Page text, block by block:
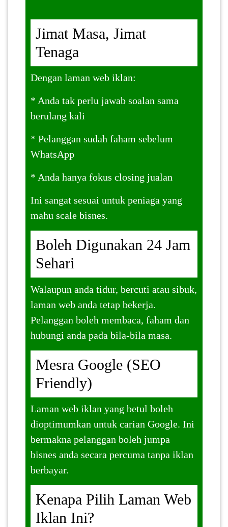
Jimat Masa, Jimat
Tenaga
Dengan laman web iklan:
* Anda tak perlu jawab soalan sama
berulang kali
* Pelanggan sudah faham sebelum
WhatsApp
* Anda hanya fokus closing jualan
Ini sangat sesuai untuk peniaga yang
mahu scale bisnes.
Boleh Digunakan 24 Jam
Sehari
Walaupun anda tidur, bercuti atau sibuk,
laman web anda tetap bekerja.
Pelanggan boleh membaca, faham dan
hubungi anda pada bila-bila masa.
Mesra Google (SEO
Friendly)
Laman web iklan yang betul boleh
dioptimumkan untuk carian Google. Ini
bermakna pelanggan boleh jumpa
bisnes anda secara percuma tanpa iklan
berbayar.
Kenapa Pilih Laman Web
Iklan Ini?